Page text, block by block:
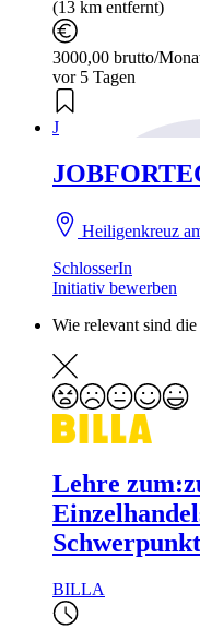
(13 km entfernt)
3000,00 brutto/
vor 5 Tagen
J
Heiligenkreuz
SchlosserIn
Initiativ bewerben
Wie relevant sind
Lehre
BILLA